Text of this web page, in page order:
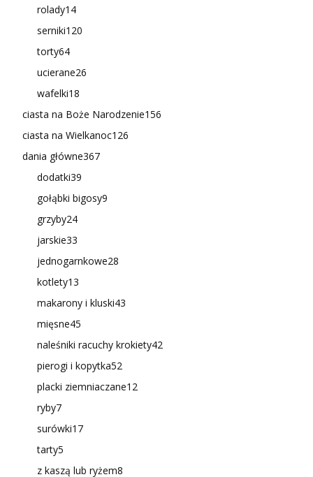
rolady14
serniki120
torty64
ucierane26
wafelki18
ciasta na Boże Narodzenie156
ciasta na Wielkanoc126
dania główne367
dodatki39
gołąbki bigosy9
grzyby24
jarskie33
jednogarnkowe28
kotlety13
makarony i kluski43
mięsne45
naleśniki racuchy krokiety42
pierogi i kopytka52
placki ziemniaczane12
ryby7
surówki17
tarty5
z kaszą lub ryżem8